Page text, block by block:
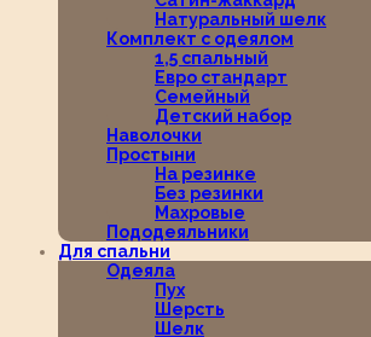
Натуральный шелк
Комплект с одеялом
1,5 спальный
Евро стандарт
Семейный
Детский набор
Наволочки
Простыни
На резинке
Без резинки
Махровые
Пододеяльники
Для спальни
Одеяла
Пух
Шерсть
Шелк